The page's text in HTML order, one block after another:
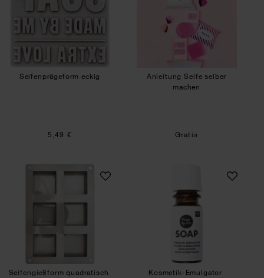
Seifenprägeform eckig
5,49 €
Anleitung Seife selber
machen
Gratis
Seifengießform quadratisch
Seifengießform quadratisch
Kosmetik-
Kosmetik-Emulgator